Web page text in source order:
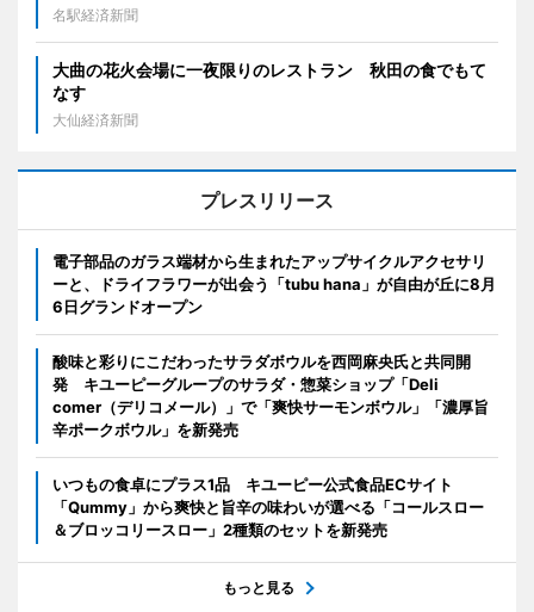
名駅経済新聞
大曲の花火会場に一夜限りのレストラン 秋田の食でもて
なす
大仙経済新聞
プレスリリース
電子部品のガラス端材から生まれたアップサイクルアクセサリ
ーと、ドライフラワーが出会う「tubu hana」が自由が丘に8月
6日グランドオープン
酸味と彩りにこだわったサラダボウルを西岡麻央氏と共同開
発 キユーピーグループのサラダ・惣菜ショップ「Deli
comer（デリコメール）」で「爽快サーモンボウル」「濃厚旨
辛ポークボウル」を新発売
いつもの食卓にプラス1品 キユーピー公式食品ECサイト
「Qummy」から爽快と旨辛の味わいが選べる「コールスロー
＆ブロッコリースロー」2種類のセットを新発売
もっと見る